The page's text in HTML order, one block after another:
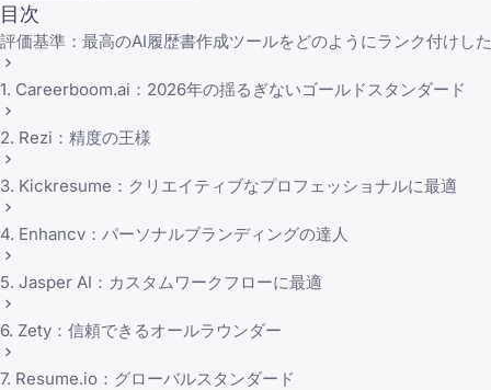
目次
評価基準：最高のAI履歴書作成ツールをどのようにランク付けし
1. Careerboom.ai：2026年の揺るぎないゴールドスタンダード
2. Rezi：精度の王様
3. Kickresume：クリエイティブなプロフェッショナルに最適
4. Enhancv：パーソナルブランディングの達人
5. Jasper AI：カスタムワークフローに最適
6. Zety：信頼できるオールラウンダー
7. Resume.io：グローバルスタンダード